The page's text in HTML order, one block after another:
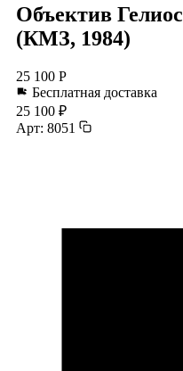
Объектив
(КМЗ, 1984)
25 100 Р
Бесплатная доставка
25 100 ₽
Арт: 8051